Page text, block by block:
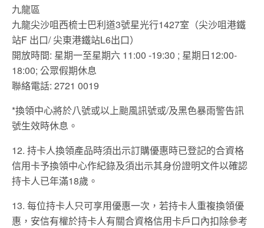
九龍區
九龍尖沙咀西梳士巴利道3號星光行1427室（尖沙咀港鐵
站F 出口/ 尖東港鐵站L6出口）
開放時間: 星期一至星期六 11:00 -19:30 ; 星期日12:00-
18:00; 公眾假期休息
聯絡電話: 2721 0019
*換領中心將於八號或以上颱風訊號或/及黑色暴雨警告訊
號生效時休息。
12. 持卡人換領產品時須出示訂購優惠時已登記的合資格
信用卡予換領中心作紀錄及須出示其身份證明文件以確認
持卡人已年滿18歲。
13. 每位持卡人只可享用優惠一次，若持卡人重複換領優
惠，安信有權於持卡人有關合資格信用卡戶口內扣除參考